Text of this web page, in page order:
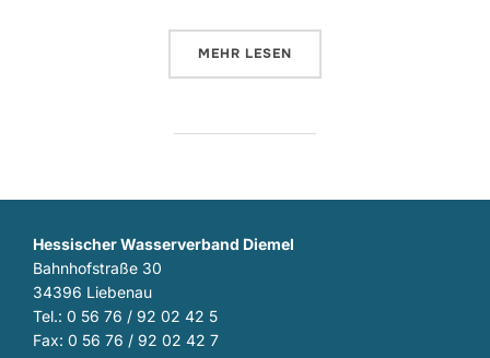
MEHR ÜBER „RENATURIERUNG DER
LESEN
Hessischer Wasserverband Diemel
Bahnhofstraße 30
34396 Liebenau
Tel.: 0 56 76 / 92 02 42 5
Fax: 0 56 76 / 92 02 42 7